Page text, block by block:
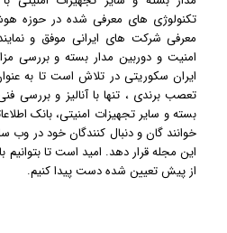
تکنولوژی های معرفی شده در حوزه
معرفی شرکت های ایرانی موفق و
امنیت و دوربین مدار بسته و بررسی
ایران سکوریتی در تلاش است تا به
تعصب برندی ، تنها با آنالیز و
بسته و سایر تجهیزات امنیتی، بانک
خوانند گان و دنبال کنندگان خود در
این مجله قرار دهد. امید است تا بتوانیم
از پیش تعیین شده دست پیدا کنیم.